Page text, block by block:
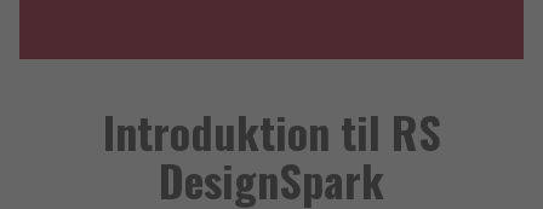
Introduktion til RS
DesignSpark